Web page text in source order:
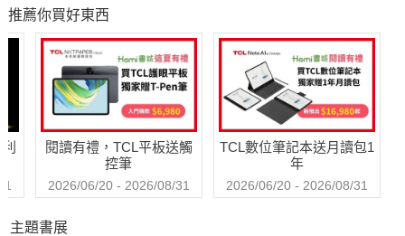
推薦你買好東西
閱讀有禮，TCL平板送觸
控筆
2026/06/20 - 2026/08/31
TCL數位筆記本送月讀包1
年
2026/06/20 - 2026/08/31
主題書展